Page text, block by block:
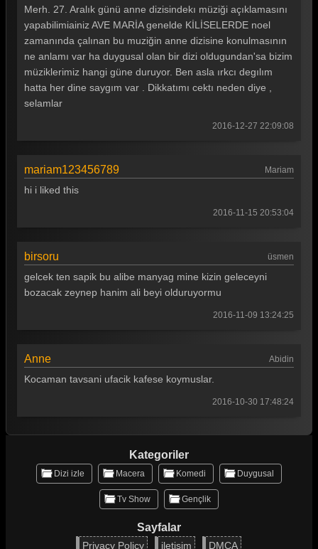
Merh. 27. Aralık günü anne dizisindekı müziği açıklamasını
yapabilimiainiz AVE MARİA genelde KİLİSELERDE noel
zamanında çalınan bu muziğin anne dizisine konulmasının
ne anlamı var ha duygusal olan bir dizi oldugundan'sa bizim
müziklerimiz hangi güne duruyor. Ben asla ırkcı degılım
hatta her dine saygım var . Dikkatımı cektı neden diye ,
selamlar
2016-12-27 22:09:08
mariam123456789 Mariam
hi i liked this
2016-11-15 20:53:04
birsoru üsmen
gelcek ten sapik bu alibe manyag mine kizin geleceyni
bozacak zeynep hanim ali beyi olduruyormu
2016-11-09 13:24:25
Anne Abidin
Kocaman tavsani ufacik kafese koymuslar.
2016-10-30 17:48:24
Kategoriler
Dizi izle Macera Komedi Duygusal
Tv Show Gençlik
Sayfalar
Privacy Policy iletişim DMCA